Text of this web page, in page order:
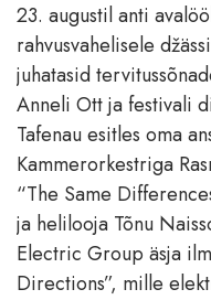
23. augustil anti
rahvusvahelisele
juhatasid
Anneli Ott ja festivali
Tafenau esitles oma
Kammerorkestriga
“The Same
ja helilooja Tõnu
Electric Group äsja
Directions”, mille